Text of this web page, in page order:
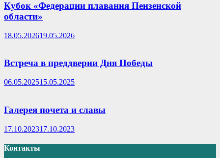
Кубок «Федерации плавания Пензенской
области»
18.05.202619.05.2026
Встреча в преддверии Дня Победы
06.05.202515.05.2025
Галерея почета и славы
17.10.202317.10.2023
Контакты